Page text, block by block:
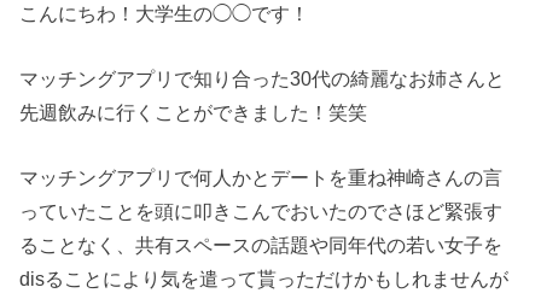
こんにちわ！大学生の◯◯です！
マッチングアプリで知り合った30代の綺麗なお姉さんと
先週飲みに行くことができました！笑笑
マッチングアプリで何人かとデートを重ね神崎さんの言
っていたことを頭に叩きこんでおいたのでさほど緊張す
ることなく、共有スペースの話題や同年代の若い女子を
disることにより気を遣って貰っただけかもしれませんが